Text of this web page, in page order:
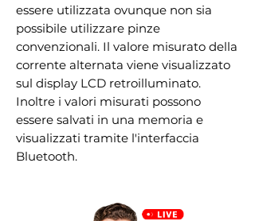
essere utilizzata ovunque non sia
possibile utilizzare pinze
convenzionali. Il valore misurato della
corrente alternata viene visualizzato
sul display LCD retroilluminato.
Inoltre i valori misurati possono
essere salvati in una memoria e
visualizzati tramite l'interfaccia
Bluetooth.